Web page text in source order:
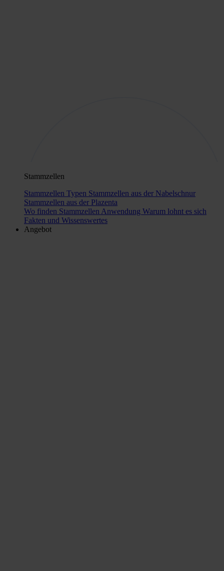
Stammzellen
Stammzellen Typen Stammzellen aus der Nabelschnur
Stammzellen aus der Plazenta
Wo finden Stammzellen Anwendung Warum lohnt es sich
Fakten und Wissenswertes
Angebot